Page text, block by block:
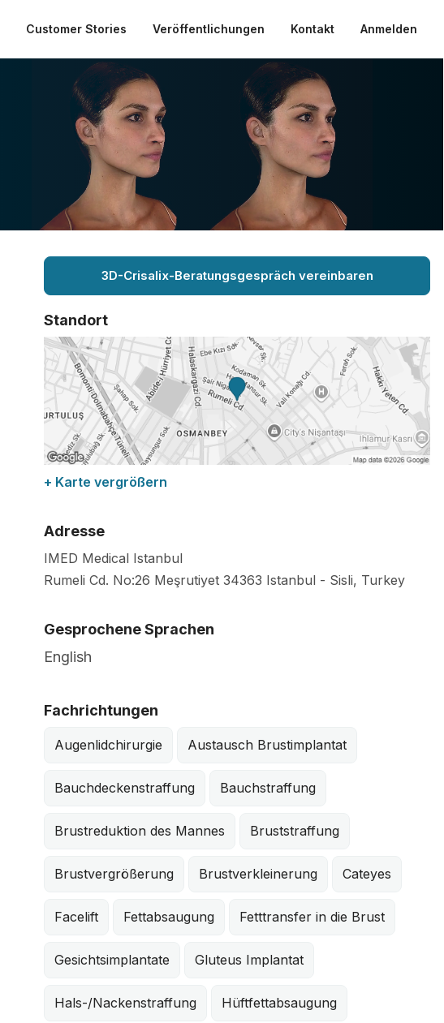
Customer Stories Veröffentlichungen Kontakt Anmelden
3D-Crisalix-Beratungsgespräch vereinbaren
Standort
+ Karte vergrößern
Adresse
IMED Medical Istanbul
Rumeli Cd. No:26 Meşrutiyet 34363 Istanbul - Sisli, Turkey
Gesprochene Sprachen
English
Fachrichtungen
Augenlidchirurgie Austausch Brustimplantat
Bauchdeckenstraffung Bauchstraffung
Brustreduktion des Mannes Bruststraffung
Brustvergrößerung Brustverkleinerung Cateyes
Facelift Fettabsaugung Fetttransfer in die Brust
Gesichtsimplantate Gluteus Implantat
Hals-/Nackenstraffung Hüftfettabsaugung